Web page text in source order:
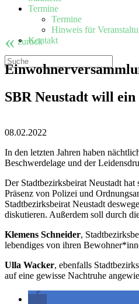
Termine
Termine
Hinweis für
Kontakt
« zurück
SBR Neustadt will
08.02.2022
In den letzten Jahren haben
Beschwerdelage und der
Der Stadtbezirksbeirat Neustadt
Präsenz von Polizei und
Stadtbezirksbeirat Neustadt
diskutieren. Außerdem soll durch
Klemens Schneider,
lebendiges von ihren
Ulla Wacker, ebenfalls
auf eine gewisse Nachtruhe